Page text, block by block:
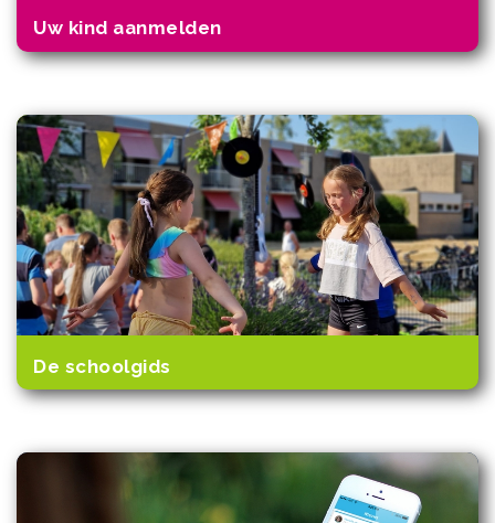
Uw kind aanmelden
De schoolgids